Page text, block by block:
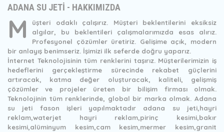
ADANA SU JETİ - HAKKIMIZDA
M
üşteri odaklı çalışırız. Müşteri beklentilerini eksiksiz
algılar, bu beklentileri çalışmalarımızda esas alırız.
Profesyonel çözümler üretiriz. Gelişime açık, modern
bir anlayış benimseriz. İşimizi ilk seferde doğru yaparız.
İnternet Teknolojisinin tüm renklerini taşırız. Müşterilerimizin iş
hedeflerini gerçekleştirme sürecinde rekabet güçlerini
artıracak, katma değer oluşturacak, kaliteli, gelişmiş
çözümler ve projeler üreten bir bilişim firması olmak.
Teknolojinin tüm renklerinde, global bir marka olmak. Adana
su jeti fason işleri yapılmaktadır adana su jeti,hayri
reklam,waterjet hayri reklam,pirinç kesimi,bakır
kesimi,alüminyum kesim,cam kesim,mermer kesim,granit